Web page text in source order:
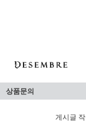
상품문의
게시글